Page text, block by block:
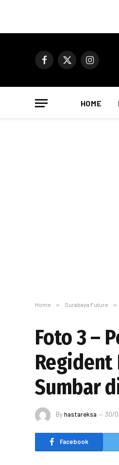
Facebook
X
Instagram
HOME
Home » Surabaya Future »
Foto 3 –
Regident
Sumbar
Byhastareksa 30/
Facebook